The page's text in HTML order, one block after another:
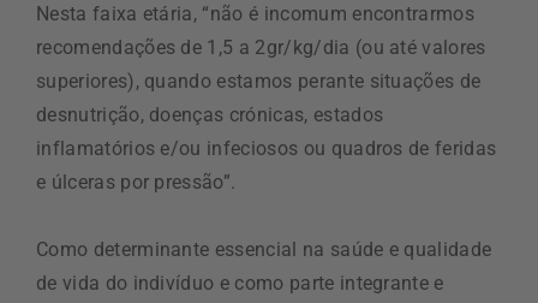
Nesta faixa etária, “não é incomum encontrarmos
recomendações de 1,5 a 2gr/kg/dia (ou até valores
superiores), quando estamos perante situações de
desnutrição, doenças crónicas, estados
inflamatórios e/ou infeciosos ou quadros de feridas
e úlceras por pressão”.
Como determinante essencial na saúde e qualidade
de vida do indivíduo e como parte integrante e